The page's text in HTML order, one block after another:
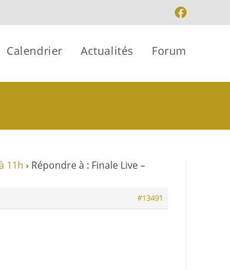
Calendrier Actualités Forum
11h › Répondre à : Finale Live –
#13491